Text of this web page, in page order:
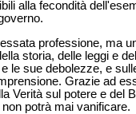
alla fecondità
professione, ma
storia, delle leggi e
le sue debolezze, e
Grazie ad
Verità sul potere e del
potrà mai vanificare.